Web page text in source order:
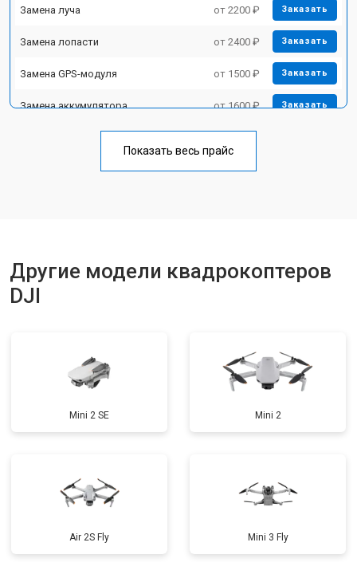
Замена луча от 2200 ₽ Заказать
Замена лопасти от 2400 ₽ Заказать
Замена GPS-модуля от 1500 ₽ Заказать
Замена аккумулятора от 1600 ₽ Заказать
от 1800 ₽
Показать весь прайс
Другие модели квадрокоптеров
DJI
Mini 2 SE Mini 2
Air 2S Fly Mini 3 Fly